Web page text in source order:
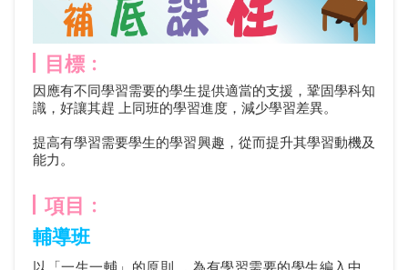
目標﹕
因應有不同學習需要的學生提供適當的支援，鞏固學科知
識，好讓其趕 上同班的學習進度，減少學習差異。
提高有學習需要學生的學習興趣，從而提升其學習動機及
能力。
項目﹕
輔導班
以「一生一輔」的原則 ，為有學習需要的學生編入中、